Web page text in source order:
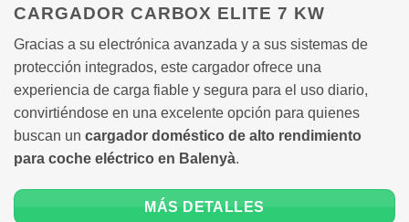
CARGADOR CARBOX ELITE 7 KW
Gracias a su electrónica avanzada y a sus sistemas de
protección integrados, este cargador ofrece una
experiencia de carga fiable y segura para el uso diario,
convirtiéndose en una excelente opción para quienes
buscan un cargador doméstico de alto rendimiento
para coche eléctrico en Balenyà.
MÁS DETALLES